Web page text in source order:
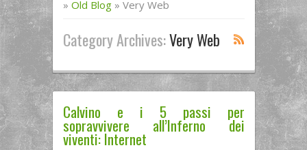
» Old Blog » Very Web
Category Archives:Very Web
Calvino e i 5 passi per
sopravvivere all’Inferno dei
viventi: Internet